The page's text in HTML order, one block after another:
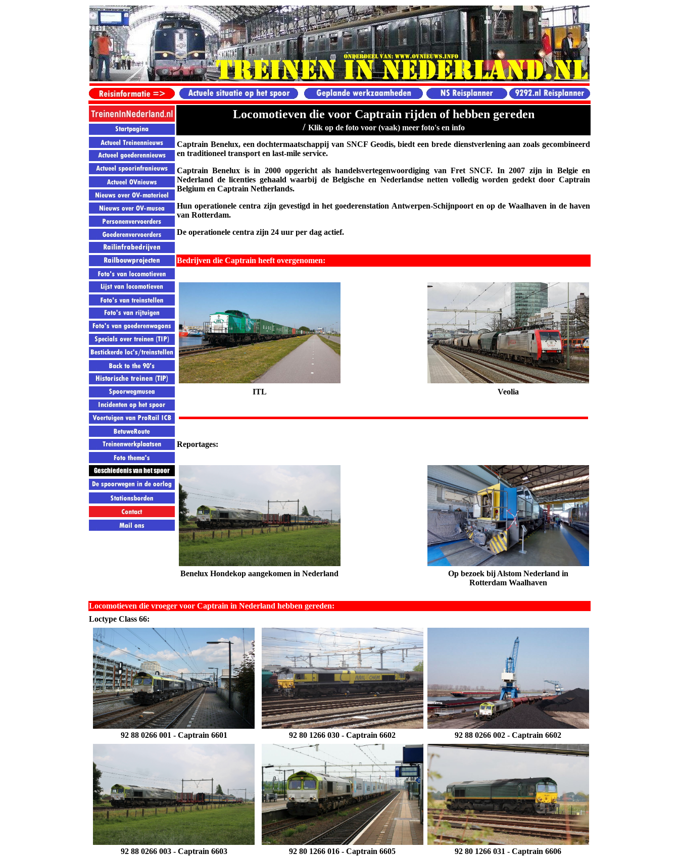
Locomotieven die voor Captrain rijden of hebben gereden
/ Klik op de foto voor (vaak) meer foto's en info
Captrain Benelux, een dochtermaatschappij van SNCF Geodis, biedt een brede dienstverlening aan zoals gecombineerd
en traditioneel transport en last-mile service.
Captrain Benelux is in 2000 opgericht als handelsvertegenwoordiging van Fret SNCF. In 2007 zijn in Belgie en
Nederland de licenties gehaald waarbij de Belgische en Nederlandse netten volledig worden gedekt door Captrain
Belgium en Captrain Netherlands.
Hun operationele centra zijn gevestigd in het goederenstation Antwerpen-Schijnpoort en op de Waalhaven in de haven
van Rotterdam.
De operationele centra zijn 24 uur per dag actief.
Bedrijven die Captrain heeft overgenomen:
ITL Veolia
Reportages:
Benelux Hondekop aangekomen in Nederland
Op bezoek bij Alstom Nederland in
Rotterdam Waalhaven
Locomotieven die vroeger voor Captrain in Nederland hebben gereden:
Loctype Class 66:
92 88 0266 001 - Captrain 6601 92 80 1266 030 - Captrain 6602 92 88 0266 002 - Captrain 6602
92 88 0266 003 - Captrain 6603 92 80 1266 016 - Captrain 6605 92 80 1266 031 - Captrain 6606